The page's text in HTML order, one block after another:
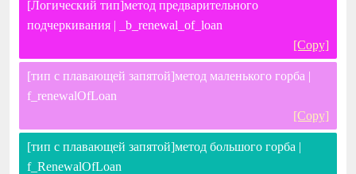
[Логический тип]метод предварительного
подчеркивания | _b_renewal_of_loan
[Copy]
[тип с плавающей запятой]метод маленького горба |
f_renewalOfLoan
[Copy]
[тип с плавающей запятой]метод большого горба |
f_RenewalOfLoan